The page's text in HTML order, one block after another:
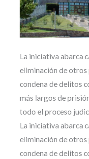
La iniciativa abarca
eliminación de otros
condena de delitos
más largos de
todo el proceso
La iniciativa abarca
eliminación de otros
condena de delitos